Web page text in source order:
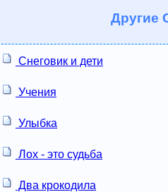
Другие
Снеговик и дети
Учения
Улыбка
Лох - это судьба
Два крокодила